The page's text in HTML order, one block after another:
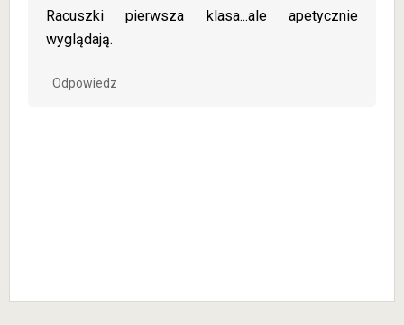
Racuszki pierwsza klasa...ale apetycznie
wyglądają.
Odpowiedz